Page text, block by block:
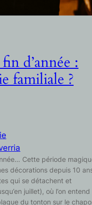
d’année :
familiale ?
Cette période
décorations depuis 10
qui se détachent et
juillet), où l’on entend
du tonton sur le